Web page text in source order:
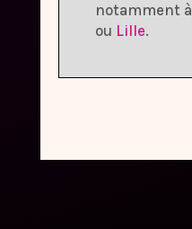
notamment à
ou Lille.